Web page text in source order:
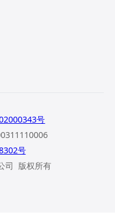
号
号
司 版权所有